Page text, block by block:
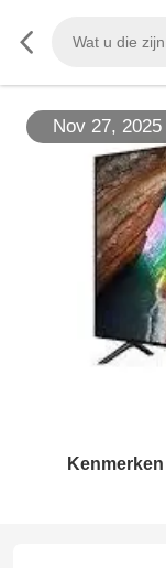
Nov 27, 2025